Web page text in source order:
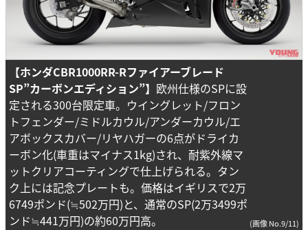
【ホンダCBR1000RR-Rファイアーブレード
SP”カーボンエディション”】 欧州仕様のSPに設
定される300台限定車。ウイングレット/フロン
トフェンダー/ミドルカウル/アンダーカウル/エ
アボックスカバー/リヤハガーの6点がドライカ
ーボン化(車重はマイナス1kg)され、耐紫外線マ
ットクリアコーティングで仕上げられる。タン
ク上には記念プレートも。価格はイギリスで2万
6749ポンド(≒502万円)と、通常のSP(2万3499ポ
ンド≒441万円)の約60万円高。
(画像 No.9/11)